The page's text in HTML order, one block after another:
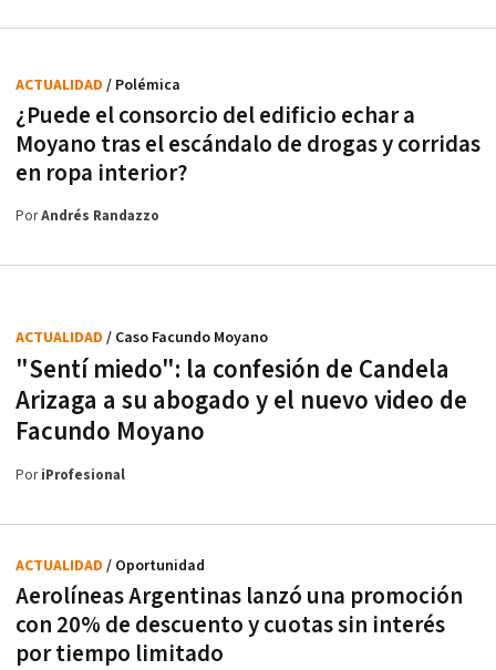
¿Puede el consorcio del edificio echar a
Moyano tras el escándalo de drogas y corridas
en ropa interior?
ACTUALIDAD / Polémica
PorAndrés Randazzo
"Sentí miedo": la confesión de Candela
Arizaga a su abogado y el nuevo video de
Facundo Moyano
ACTUALIDAD / Caso Facundo Moyano
PoriProfesional
Aerolíneas Argentinas lanzó una promoción
con 20% de descuento y cuotas sin interés
por tiempo limitado
ACTUALIDAD / Oportunidad